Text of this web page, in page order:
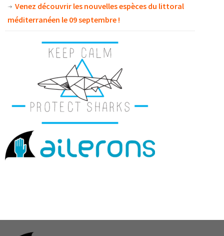
Venez découvrir les nouvelles espèces du littoral
méditerranéen le 09 septembre !